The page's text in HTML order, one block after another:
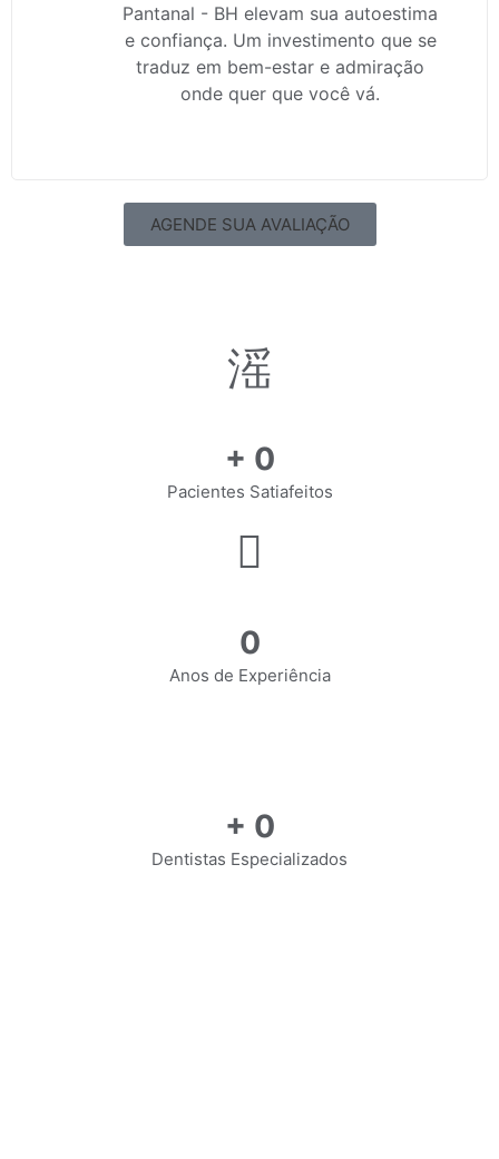
Pantanal - BH elevam sua autoestima
e confiança. Um investimento que se
traduz em bem-estar e admiração
onde quer que você vá.
AGENDE SUA AVALIAÇÃO
+ 0
Pacientes Satiafeitos
0
Anos de Experiência
+ 0
Dentistas Especializados